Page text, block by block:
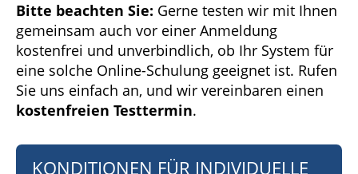
Bitte beachten Sie: Gerne testen wir mit Ihnen
gemeinsam auch vor einer Anmeldung
kostenfrei und unverbindlich, ob Ihr System für
eine solche Online-Schulung geeignet ist. Rufen
Sie uns einfach an, und wir vereinbaren einen
kostenfreien Testtermin.
KONDITIONEN FÜR INDIVIDUELLE